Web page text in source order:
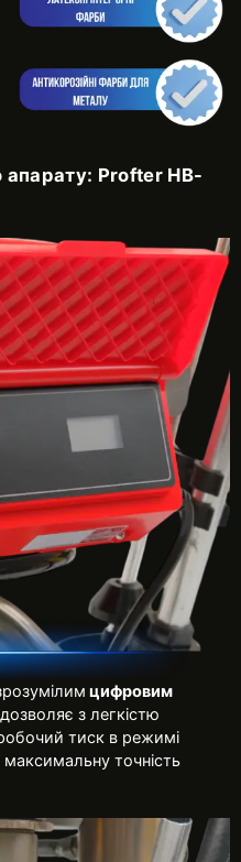
апарату: Profter HB-
цифровим
з легкістю
тиск в режимі
точність